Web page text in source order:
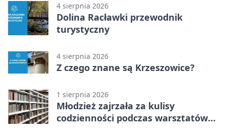
4 sierpnia 2026
Dolina Racławki przewodnik
turystyczny
4 sierpnia 2026
Z czego znane są Krzeszowice?
1 sierpnia 2026
Młodzież zajrzała za kulisy
codzienności podczas warsztatów